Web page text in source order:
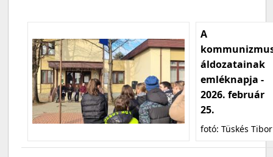
A
áldozatainak
emléknapja -
2026. február
25.
fotó: Tüskés Tibor